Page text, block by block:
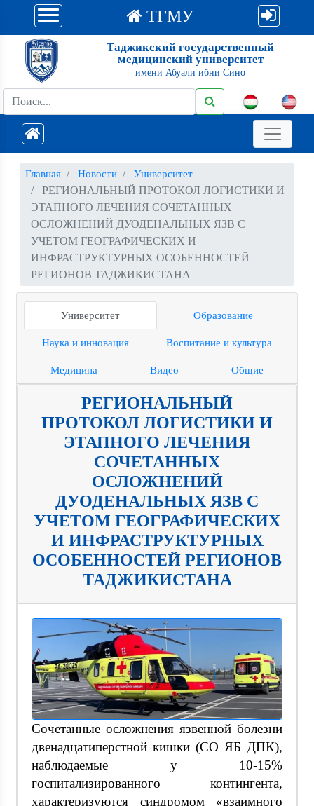
ТГМУ
Таджикский государственный
медицинский университет
имени Абуали ибни Сино
Главная Новости Университет
РЕГИОНАЛЬНЫЙ ПРОТОКОЛ ЛОГИСТИКИ И
ЭТАПНОГО ЛЕЧЕНИЯ СОЧЕТАННЫХ
ОСЛОЖНЕНИЙ ДУОДЕНАЛЬНЫХ ЯЗВ С
УЧЕТОМ ГЕОГРАФИЧЕСКИХ И
ИНФРАСТРУКТУРНЫХ ОСОБЕННОСТЕЙ
РЕГИОНОВ ТАДЖИКИСТАНА
Университет Образование
Наука и инновация Воспитание и культура
Медицина Видео Общие
РЕГИОНАЛЬНЫЙ
ПРОТОКОЛ ЛОГИСТИКИ И
ЭТАПНОГО ЛЕЧЕНИЯ
СОЧЕТАННЫХ
ОСЛОЖНЕНИЙ
ДУОДЕНАЛЬНЫХ ЯЗВ С
УЧЕТОМ ГЕОГРАФИЧЕСКИХ
И ИНФРАСТРУКТУРНЫХ
ОСОБЕННОСТЕЙ РЕГИОНОВ
ТАДЖИКИСТАНА
Сочетанные осложнения язвенной болезни
двенадцатиперстной кишки (СО ЯБ ДПК),
наблюдаемые у 10-15%
госпитализированного контингента,
характеризуются синдромом «взаимного